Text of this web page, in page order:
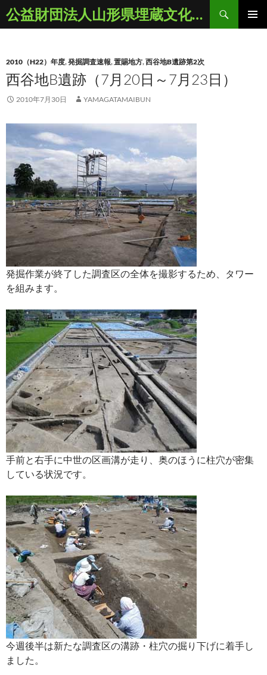
ン
ツ
へ
ッ
公益財団法人山形県埋蔵文化財センター
検
索
2010（H22）年度,発掘調査速報,置賜地方,西谷地B遺跡第2次
西谷地B遺跡（7月20日～7月23日）
2010年7月30日 YAMAGATAMAIBUN
発掘作業が終了した調査区の全体を撮影するため、タワー
を組みます。
手前と右手に中世の区画溝が走り、奥のほうに柱穴が密集
している状況です。
今週後半は新たな調査区の溝跡・柱穴の掘り下げに着手し
ました。